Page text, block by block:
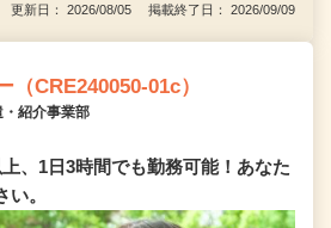
更新日： 2026/08/05 掲載終了日： 2026/09/09
CRE240050-01c）
紹介事業部
上、1日3時間でも勤務可能！あなた
。